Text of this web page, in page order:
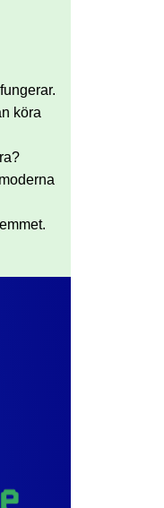
köra